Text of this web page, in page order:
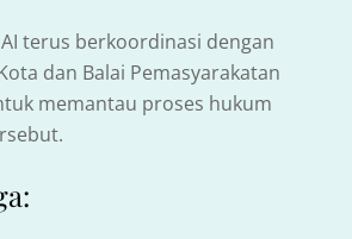
terus berkoordinasi dengan
dan Balai Pemasyarakatan
memantau proses hukum